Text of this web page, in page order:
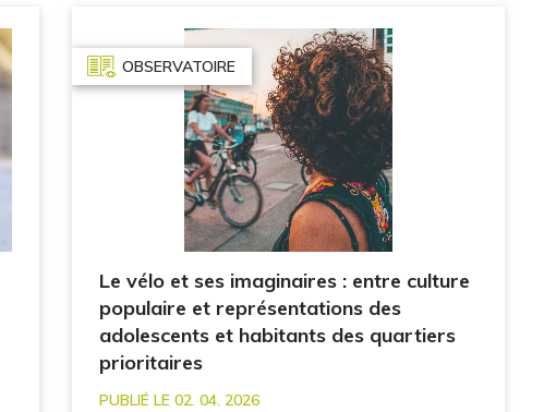
OBSERVATOIRE
Le vélo et ses imaginaires : entre culture
populaire et représentations des
adolescents et habitants des quartiers
prioritaires
PUBLIÉ LE 02. 04. 2026